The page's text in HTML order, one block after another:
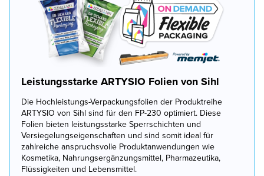
Leistungsstarke ARTYSIO Folien von Sihl
Die Hochleistungs-Verpackungsfolien der Produktreihe
ARTYSIO von Sihl sind für den FP-230 optimiert. Diese
Folien bieten leistungsstarke Sperrschichten und
Versiegelungseigenschaften und sind somit ideal für
zahlreiche anspruchsvolle Produktanwendungen wie
Kosmetika, Nahrungsergänzungsmittel, Pharmazeutika,
Flüssigkeiten und Lebensmittel.